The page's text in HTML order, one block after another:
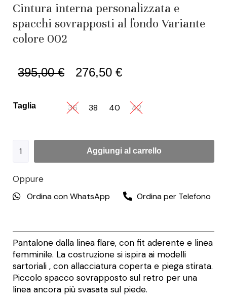
Cintura interna personalizzata e
spacchi sovrapposti al fondo Variante
colore 002
395,00€ 276,50 €
Taglia 36 38 40 42
Aggiungi al carrello
Oppure
Ordina con WhatsApp Ordina per Telefono
Pantalone dalla linea flare, con fit aderente e linea
femminile. La costruzione si ispira ai modelli
sartoriali , con allacciatura coperta e piega stirata.
Piccolo spacco sovrapposto sul retro per una
linea ancora più svasata sul piede.